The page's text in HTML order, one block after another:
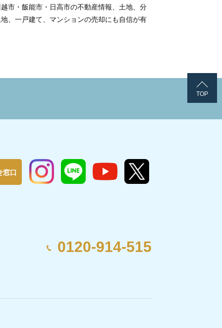
市・飯能市・日高市の不動産情報、土地、分
、一戸建て、マンションの売却にも自信が有
TOP
窓口
0120-914-515